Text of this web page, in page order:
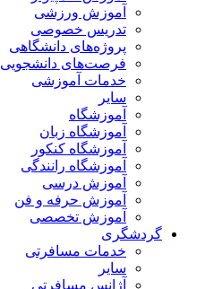
آموزش ورزشی
تدریس خصوصی
پروژه‌های دانشگاهی
فرصت‌های دانشجویی
خدمات آموزشی
سایر
آموزشگاه
آموزشگاه زبان
آموزشگاه کنکور
آموزشگاه رانندگی
آموزش درسی
آموزش حرفه و فن
آموزش تخصصی
گردشگری
خدمات مسافرتی
سایر
آژانس مسافرتی